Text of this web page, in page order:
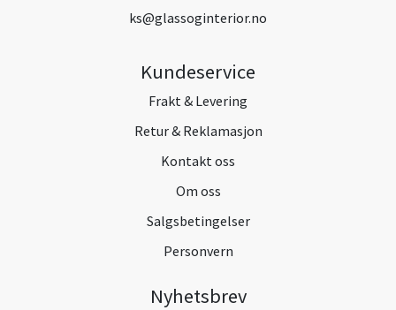
ks@glassoginterior.no
Kundeservice
Frakt & Levering
Retur & Reklamasjon
Kontakt oss
Om oss
Salgsbetingelser
Personvern
Nyhetsbrev